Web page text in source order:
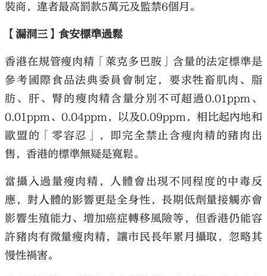
裝商，違者最高罰款5萬元及監禁6個月。
【漏洞三】食安標準過鬆
香港在規管瘦肉精「萊克多巴胺」含量的法定標準是
參考國際食品法典委員會制定，要求牲畜肌肉、脂
肪、肝、腎的瘦肉精含量分別不可超過0.01ppm、
0.01ppm、0.04ppm，以及0.09ppm，相比起內地和
歐盟的「零容忍」，即完全禁止含瘦肉精的豬肉出
售，香港的標準無疑是寬鬆。
當攝入過量瘦肉精，人體會出現不同程度的中毒反
應，對人體的影響更是全身性，長期低劑量接觸亦會
影響生殖能力、增加癌症轉移風險等，但香港仍能容
許豬肉有微量瘦肉精，讓市民長年累月攝取，忽略其
慢性禍害。